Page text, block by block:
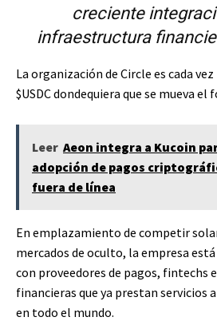
creciente
infraestructura
La organización de Circle es cada
$USDCdondequiera que se mueva el
Leer Aeon integra a Kucoin
adopción de pagos
fuera de línea
En emplazamiento de competir
mercados de oculto, la empresa
con proveedores de pagos, fintechs
financieras que ya prestan servicios
en todo el mundo.